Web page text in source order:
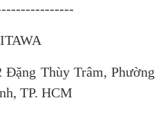
Đặng Thùy Trâm, Phường
TP. HCM